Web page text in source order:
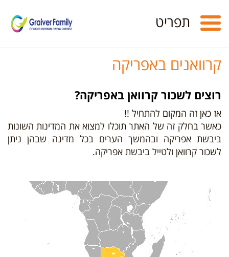
Toggle
navigation
תפריט
קרוואנים באפריקה
רוצים לשכור קרוואן באפריקה?
אז כאן זה המקום להתחיל !!
כאשר בחלק זה של האתר תוכלו למצוא את המדינות השונות
ביבשת אפריקה ובהמשך הערים בכל מדינה שבהן ניתן
לשכור קרוואן ולטייל ביבשת אפריקה.